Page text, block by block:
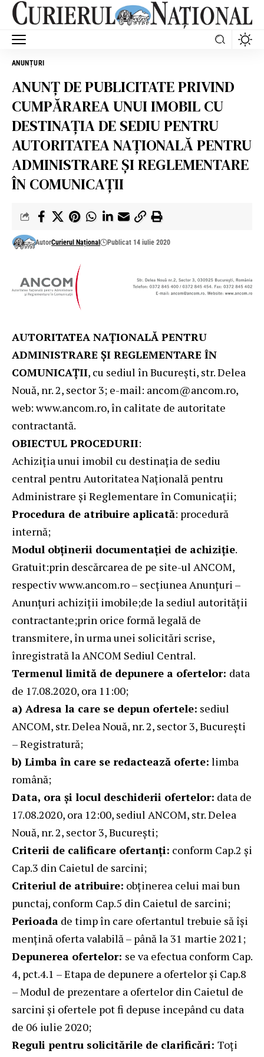
ANUNȚURI
ANUNȚ DE PUBLICITATE PRIVIND
CUMPĂRAREA UNUI IMOBIL CU
DESTINAȚIA DE SEDIU PENTRU
AUTORITATEA NAȚIONALĂ PENTRU
ADMINISTRARE ȘI REGLEMENTARE
ÎN COMUNICAȚII
AutorCurierul Național Publicat 14 iulie 2020
AUTORITATEA NAȚIONALĂ PENTRU
ADMINISTRARE ȘI REGLEMENTARE ÎN
COMUNICAȚII, cu sediul în București, str. Delea
Nouă, nr. 2, sector 3; e-mail: ancom@ancom.ro,
web:www.ancom.ro, în calitate de autoritate
contractantă.
OBIECTUL PROCEDURII:
Achiziția unui imobil cu destinația de sediu
central pentru Autoritatea Națională pentru
Administrare și Reglementare în Comunicații;
Procedura de atribuire aplicată: procedură
internă;
Modul obținerii documentației de achiziție.
Gratuit:prin descărcarea de pe site-ul ANCOM,
respectivwww.ancom.ro– secțiunea Anunțuri –
Anunțuri achiziții imobile;de la sediul autorității
contractante;prin orice formă legală de
transmitere, în urma unei solicitări scrise,
înregistrată la ANCOM Sediul Central.
Termenul limită de depunere a ofertelor: data
de 17.08.2020, ora 11:00;
a) Adresa la care se depun ofertele: sediul
ANCOM, str. Delea Nouă, nr. 2, sector 3, București
– Registratură;
b) Limba în care se redactează oferte: limba
română;
Data, ora și locul deschiderii ofertelor: data de
17.08.2020, ora 12:00, sediul ANCOM, str. Delea
Nouă, nr. 2, sector 3, București;
Criterii de calificare ofertanți: conform Cap.2 și
Cap.3 din Caietul de sarcini;
Criteriul de atribuire: obținerea celui mai bun
punctaj, conform Cap.5 din Caietul de sarcini;
Perioada de timp în care ofertantul trebuie să își
mențină oferta valabilă – până la 31 martie 2021;
Depunerea ofertelor: se va efectua conform Cap.
4, pct.4.1 – Etapa de depunere a ofertelor și Cap.8
– Modul de prezentare a ofertelor din Caietul de
sarcini și ofertele pot fi depuse incepând cu data
de 06 iulie 2020;
Reguli pentru solicitările de clarificări: Toți